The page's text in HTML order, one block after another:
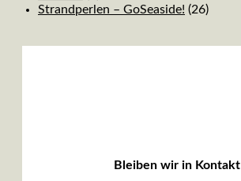
Strandperlen – GoSeaside! (26)
Bleiben wir in Kontakt